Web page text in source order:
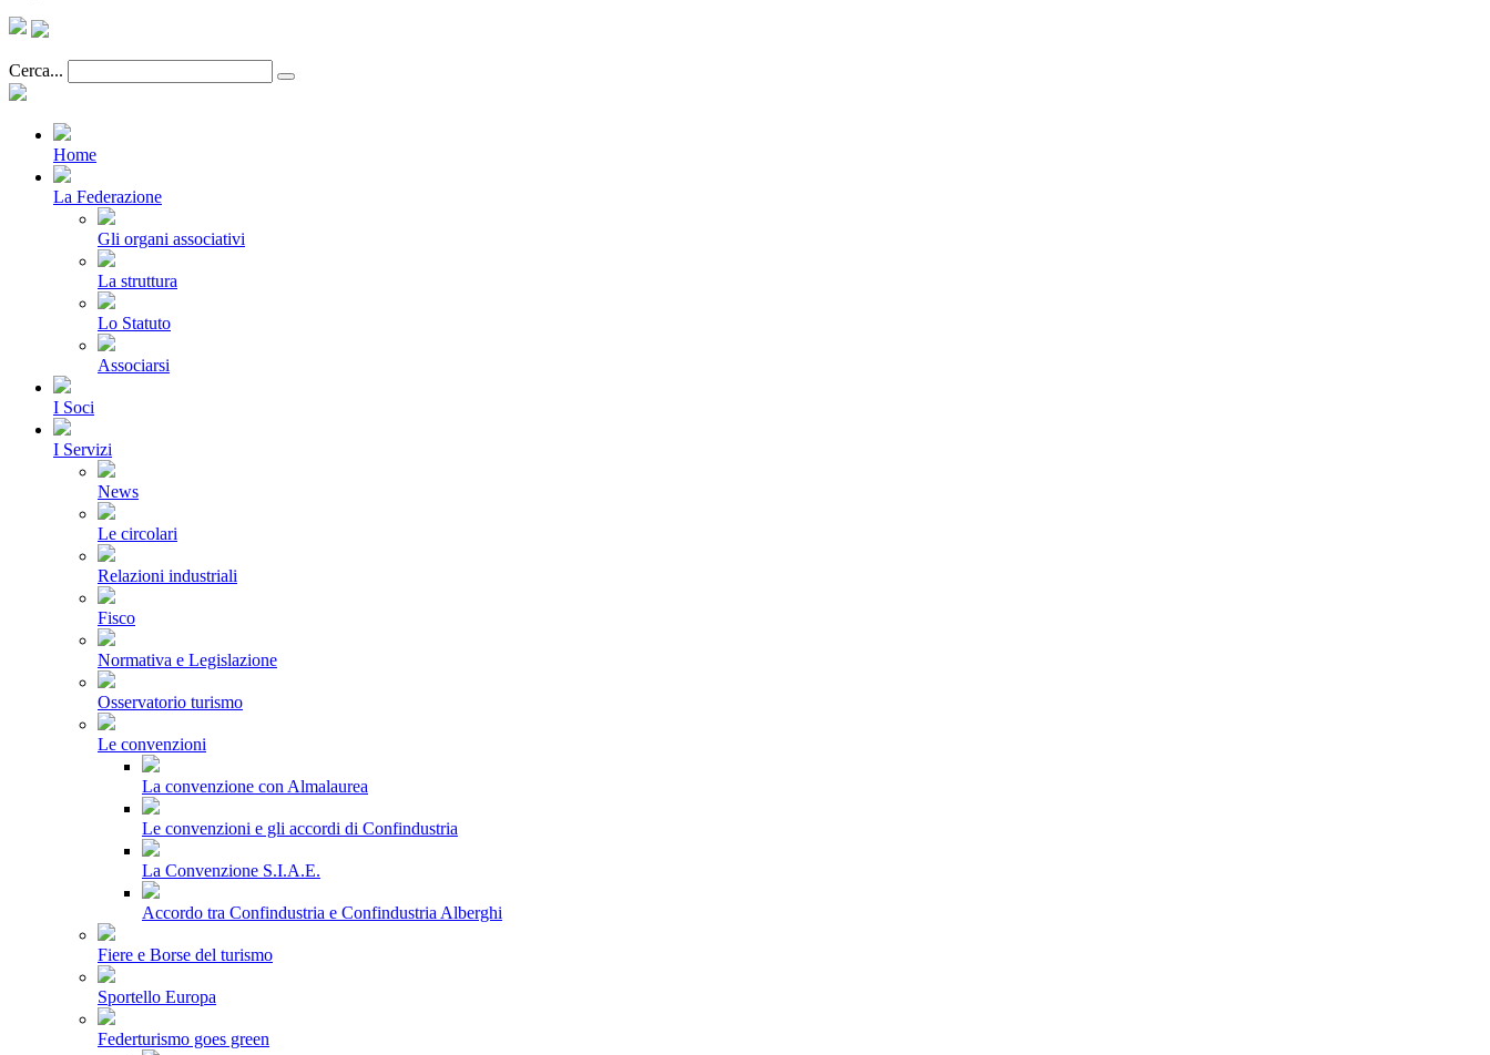
Cerca...
Home
La Federazione
Gli organi associativi
La struttura
Lo Statuto
Associarsi
I Soci
I Servizi
News
Le circolari
Relazioni industriali
Fisco
Normativa e Legislazione
Osservatorio turismo
Le convenzioni
La convenzione con Almalaurea
Le convenzioni e gli accordi di Confindustria
La Convenzione S.I.A.E.
Accordo tra Confindustria e Confindustria Alberghi
Fiere e Borse del turismo
Sportello Europa
Federturismo goes green